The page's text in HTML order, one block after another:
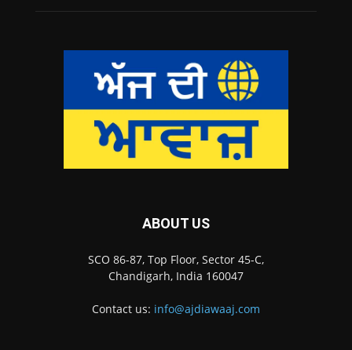
ABOUT US
SCO 86-87, Top Floor, Sector 45-C,
Chandigarh, India 160047
Contact us: info@ajdiawaaj.com